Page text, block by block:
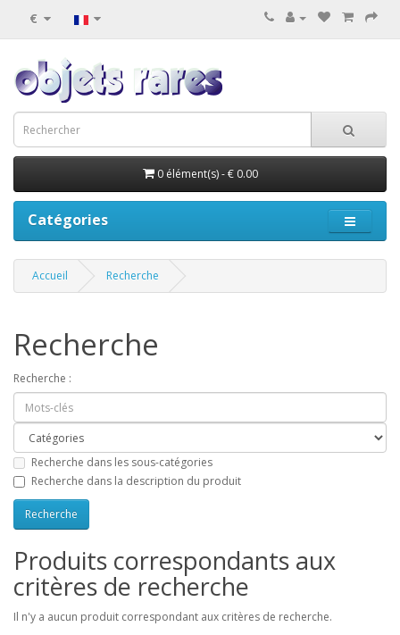
€
0 élément(s) - € 0.00
Catégories
Accueil Recherche
Recherche
Recherche :
Recherche dans les sous-catégories
Recherche dans la description du produit
Produits correspondants aux
critères de recherche
Il n'y a aucun produit correspondant aux critères de recherche.